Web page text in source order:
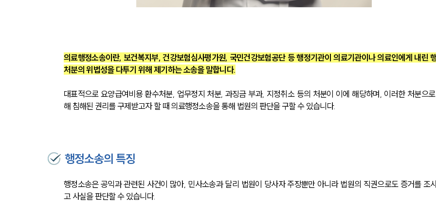
의료행정소송이란, 보건복지부, 건강보험심사평가원, 국민건강보험공단 등 행정기관이 의료기관이나 의료인에게 내린
처분의 위법성을 다투기 위해 제기하는 소송을 말합니다.
대표적으로 요양급여비용 환수처분, 업무정지 처분, 과징금 부과, 지정취소 등의 처분이 이에 해당하며, 이러한 처분으
해 침해된 권리를 구제받고자 할 때 의료행정소송을 통해 법원의 판단을 구할 수 있습니다.
행정소송의 특징
행정소송은 공익과 관련된 사건이 많아, 민사소송과 달리 법원이 당사자 주장뿐만 아니라 법원의 직권으로도 증거를 조
고 사실을 판단할 수 있습니다.